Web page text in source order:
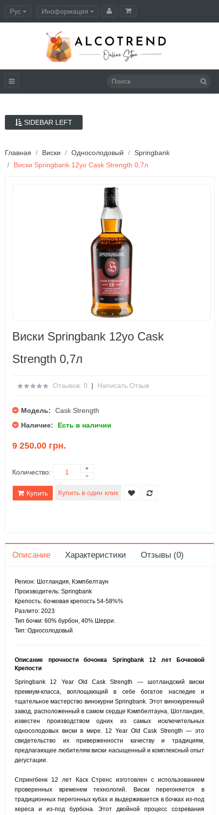
Рус Иноформация
SIDEBAR LEFT
Главная Виски Односолодовый
Springbank
Виски Springbank 12yo Cask Strength 0,7л
Виски Springbank 12yo Cask
Strength 0,7л
Отзывов: 0 | Написать Отзыв
Модель:
Cask Strength
Наличие:
Есть в наличии
9 250.00 грн.
Количество:
Купить
Описание Характеристики Отзывы (0)
Регион: Шотландия, Кэмпбелтаун
Производитель: Springbank
Крепость: бочковая крепость 54-58%%
Разлито: 2023
Тип бочки: 60% бурбон, 40% Шерри.
Тип: Односолодовый
Описание прочности бочонка Springbank 12 лет Бочковой
Крепости
Springbank 12 Year Old Cask Strength — шотландский виски
премиум-класса, воплощающий в себе богатое наследие и
тщательное мастерство винокурни Springbank. Этот винокуренный
завод, расположенный в самом сердце Кэмпбелтауна, Шотландия,
известен производством одних из самых исключительных
односолодовых виски в мире. 12 Year Old Cask Strength — это
свидетельство их приверженности качеству и традициям,
предлагающее любителям виски насыщенный и комплексный опыт
дегустации.
Спрингбенк 12 лет Каск Стренс изготовлен с использованием
проверенных временем технологий. Виски перегоняется в
традиционных перегонных кубах и выдерживается в бочках из-под
хереса и из-под бурбона. Этот двойной процесс созревания